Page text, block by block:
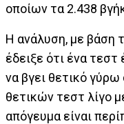
οποίων τα 2.438
Η ανάλυση, με βάση
έδειξε ότι ένα
να βγει θετικό
θετικών τεστ λίγο
απόγευμα είναι